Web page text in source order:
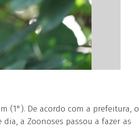
(1°). De acordo com a prefeitura, o
a Zoonoses passou a fazer as